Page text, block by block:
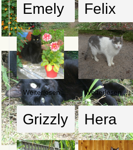
Emely
Weiterlesen ...
Felix
Weiterlesen ...
Grizzly Hera